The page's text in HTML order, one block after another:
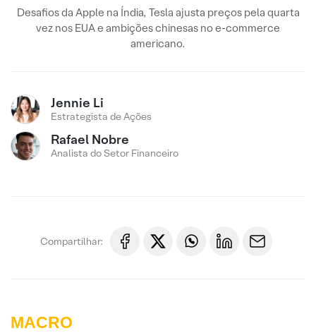
Desafios da Apple na Índia, Tesla ajusta preços pela quarta
vez nos EUA e ambições chinesas no e-commerce
americano.
Jennie Li
Estrategista de Ações
Rafael Nobre
Analista do Setor Financeiro
Compartilhar:
MACRO